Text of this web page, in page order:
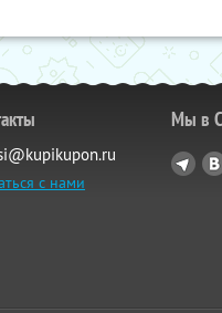
с нами
Мы в